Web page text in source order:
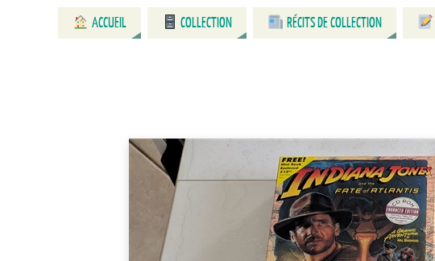
ACCUEIL COLLECTION RÉCITS DE COLLECTION